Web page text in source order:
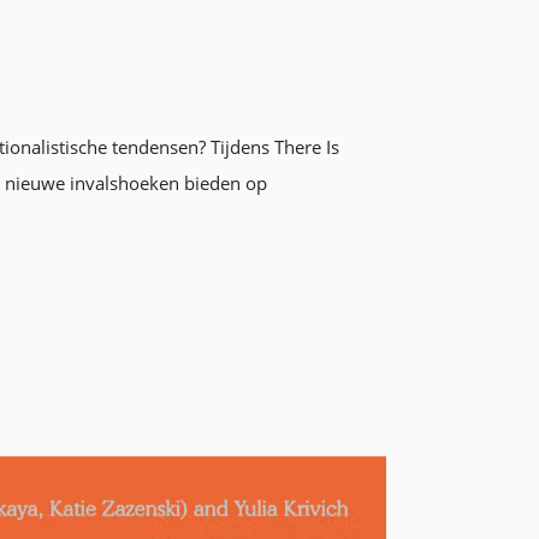
tendensen? Tijdens There Is
invalshoeken bieden op